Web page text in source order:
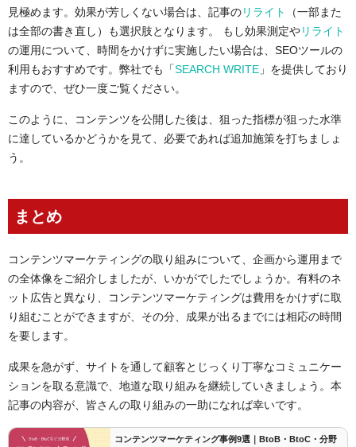
見極めます。効果が芳しくない場合は、記事のリライト
（一部また
は全部の書き直し）も選択肢となります。
もし効果測定やリライト
の運用について、時間をかけずに実施したい場合は、SEOツールの
利用もおすすめです。弊社でも「SEARCH WRITE 」を提供しており
ますので、ぜひ一度ご覧ください。
このように、コンテンツを公開した後は、狙った指標が狙った水準
に達しているかどうかを見て、必要であれば追加施策を打ちましょ
う。
まとめ
コンテンツマーケティングの取り組みについて、企画から運用まで
の全体像をご紹介しましたが、いかがでしたでしょうか。有料のネ
ット広告と異なり、コンテンツマーケティングは費用をかけずに取
り組むことができますが、その分、成果が出るまでには相応の時間
を要します。
成果を急がず、 サイトを通して顧客とじっくり丁寧なコミュニケー
ションを取る意識で、 地道な取り組みを継続していきましょう 。本
記事の内容が、皆さんの取り組みの一助になれば幸いです。
コンテンツマーケティング事例9選｜BtoB・BtoC・分野